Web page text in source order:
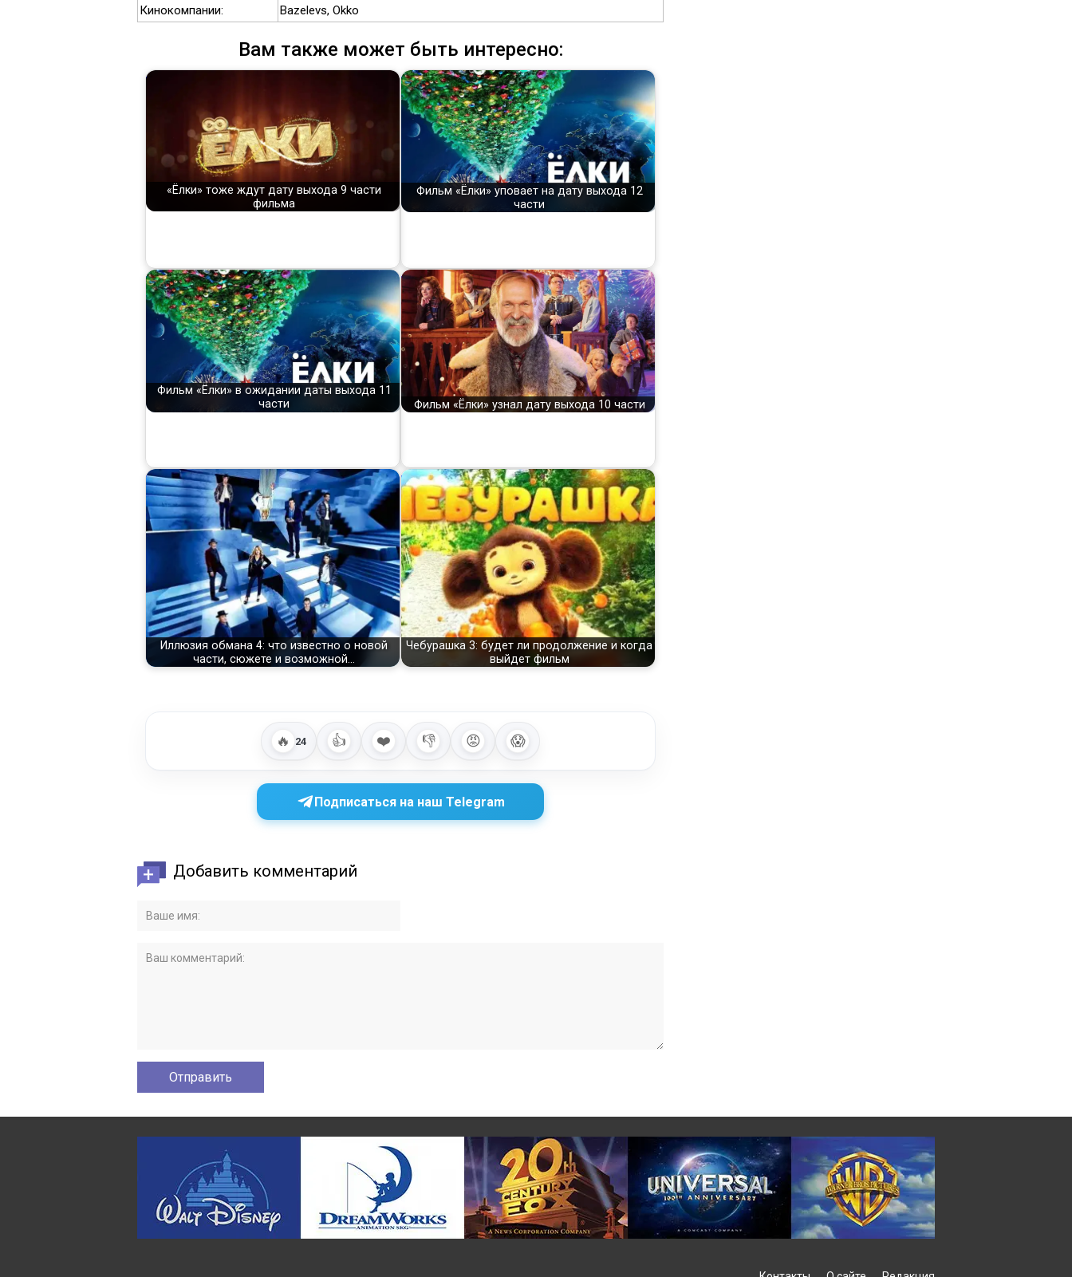
Кинокомпании:
Bazelevs, Okko
Вам также может быть интересно:
«Ёлки» тоже ждут дату выхода 9 части
фильма
Фильм «Ёлки» уповает на дату выхода 12
части
Фильм «Ёлки» в ожидании даты выхода 11
части
Фильм «Ёлки» узнал дату выхода 10 части
Иллюзия обмана 4: что известно о новой
части, сюжете и возможной…
Чебурашка 3: будет ли продолжение и когда
выйдет фильм
🔥 24 👍 ❤️ 👎 😡 😱
Подписаться на наш Telegram
Добавить комментарий